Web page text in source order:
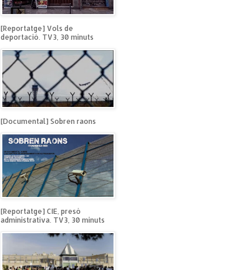
[Reportatge] Vols de
deportació. TV3, 30 minuts
[Documental] Sobren raons
[Reportatge] CIE, presó
administrativa. TV3, 30 minuts